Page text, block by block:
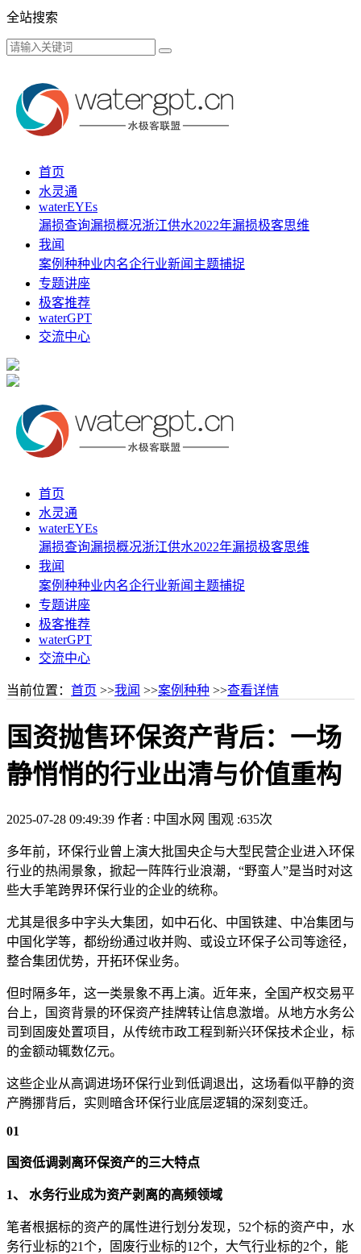
全站搜索
首页
水灵通
waterEYEs
漏损查询漏损概况浙江供水2022年漏损极客思维
我闻
案例种种业内名企行业新闻 主题捕捉
专题讲座
极客推荐
waterGPT
交流中心
首页
水灵通
waterEYEs
漏损查询漏损概况浙江供水2022年漏损极客思维
我闻
案例种种业内名企行业新闻 主题捕捉
专题讲座
极客推荐
waterGPT
交流中心
当前位置： 首页 >>我闻 >>案例种种 >>查看详情
国资抛售环保资产背后：一场
静悄悄的行业出清与价值重构
2025-07-28 09:49:39 作者 : 中国水网 围观 :635次
多年前，环保行业曾上演大批国央企与大型民营企业进入环保
行业的热闹景象，掀起一阵阵行业浪潮，“野蛮人”是当时对这
些大手笔跨界环保行业的企业的统称。
尤其是很多中字头大集团，如中石化、中国铁建、中冶集团与
中国化学等，都纷纷通过收并购、或设立环保子公司等途径，
整合集团优势，开拓环保业务。
但时隔多年，这一类景象不再上演。近年来，全国产权交易平
台上，国资背景的环保资产挂牌转让信息激增。从地方水务公
司到固废处置项目，从传统市政工程到新兴环保技术企业，标
的金额动辄数亿元。
这些企业从高调进场环保行业到低调退出，这场看似平静的资
产腾挪背后，实则暗含环保行业底层逻辑的深刻变迁。
01
国资低调剥离环保资产的三大特点
1、 水务行业成为资产剥离的高频领域
笔者根据标的资产的属性进行划分发现，52个标的资产中，水
务行业标的21个，固废行业标的12个，大气行业标的2个，能